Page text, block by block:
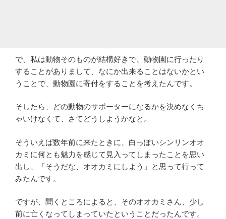
で、私は動物そのものが結構好きで、動物園に行ったり
することがありまして、なにか出来ることはないかとい
うことで、動物園に寄付をすることを考えたんです。
そしたら、どの動物のサポーターになるかを決めなくち
ゃいけなくて、さてどうしようかなと。
そういえば数年前に来たときに、白っぽいシンリンオオ
カミに何とも魅力を感じて見入ってしまったことを思い
出し、「そうだな、オオカミにしよう」と思って行って
みたんです。
ですが、聞くところによると、そのオオカミさん、少し
前に亡くなってしまっていたということだったんです。